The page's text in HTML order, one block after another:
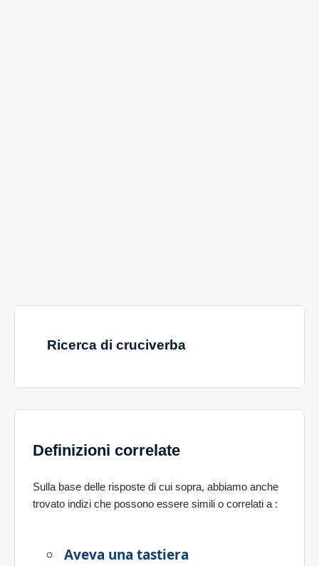
Ricerca di cruciverba
Definizioni correlate
Sulla base delle risposte di cui sopra, abbiamo anche
trovato indizi che possono essere simili o correlati a :
Aveva una tastiera